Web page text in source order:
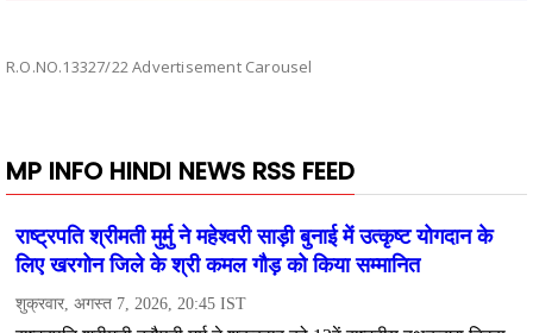
R.O.NO.13327/22 Advertisement Carousel
MP INFO HINDI NEWS RSS FEED